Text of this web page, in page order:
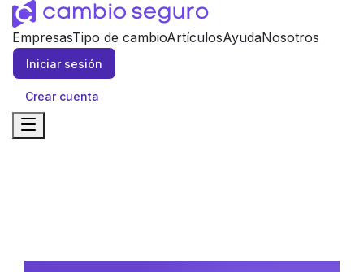
EmpresasTipo de cambioArtículosAyudaNosotros
Iniciar sesión
Crear cuenta